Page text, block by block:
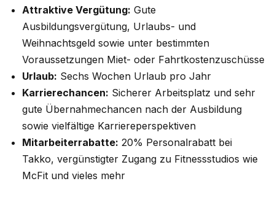
Attraktive Vergütung: Gute
Ausbildungsvergütung, Urlaubs- und
Weihnachtsgeld sowie unter bestimmten
Voraussetzungen Miet- oder Fahrtkostenzuschüsse
Urlaub: Sechs Wochen Urlaub pro Jahr
Karrierechancen: Sicherer Arbeitsplatz und sehr
gute Übernahmechancen nach der Ausbildung
sowie vielfältige Karriereperspektiven
Mitarbeiterrabatte: 20% Personalrabatt bei
Takko, vergünstigter Zugang zu Fitnessstudios wie
McFit und vieles mehr